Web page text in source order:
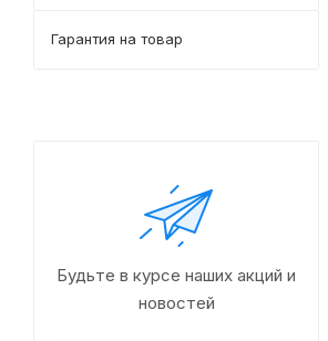
Гарантия на товар
Будьте в курсе наших акций и
новостей